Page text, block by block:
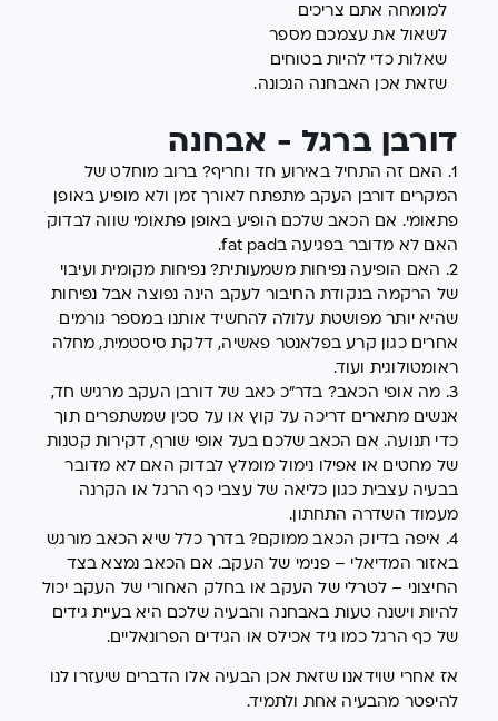
למומחה אתם צריכים
לשאול את עצמכם מספר
שאלות כדי להיות בטוחים
שזאת אכן האבחנה הנכונה.
דורבן ברגל - אבחנה
1. האם זה התחיל באירוע חד וחריף? ברוב מוחלט של
המקרים דורבן העקב מתפתח לאורך זמן ולא מופיע באופן
פתאומי. אם הכאב שלכם הופיע באופן פתאומי שווה לבדוק
האם לא מדובר בפגיעה בfat pad.
2. האם הופיעה נפיחות משמעותית? נפיחות מקומית ועיבוי
של הרקמה בנקודת החיבור לעקב הינה נפוצה אבל נפיחות
שהיא יותר מפושטת עלולה להחשיד אותנו במספר גורמים
אחרים כגון קרע בפלאנטר פאשיה, דלקת סיסטמית, מחלה
ראומטולוגית ועוד.
3. מה אופי הכאב? בדר״כ כאב של דורבן העקב מרגיש חד,
אנשים מתארים דריכה על קוץ או על סכין שמשתפרים תוך
כדי תנועה. אם הכאב שלכם בעל אופי שורף, דקירות קטנות
של מחטים או אפילו נימול מומלץ לבדוק האם לא מדובר
בבעיה עצבית כגון כליאה של עצבי כף הרגל או הקרנה
מעמוד השדרה התחתון.
4. איפה בדיוק הכאב ממוקם? בדרך כלל שיא הכאב מורגש
באזור המדיאלי – פנימי של העקב. אם הכאב נמצא בצד
החיצוני – לטרלי של העקב או בחלק האחורי של העקב יכול
להיות וישנה טעות באבחנה והבעיה שלכם היא בעיית גידים
של כף הרגל כמו גיד אכילס או הגידים הפרונאליים.
אז אחרי שוידאנו שזאת אכן הבעיה אלו הדברים שיעזרו לנו
להיפטר מהבעיה אחת ולתמיד.